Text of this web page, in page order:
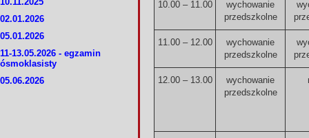
02.01.2026
05.01.2026
11-13.05.2026 - egzamin
ósmoklasisty
05.06.2026
10.00 – 11.00
wychowanie
przedszkolne
11.00 – 12.00
wychowanie
przedszkolne
12.00 – 13.00
wychowanie
przedszkolne